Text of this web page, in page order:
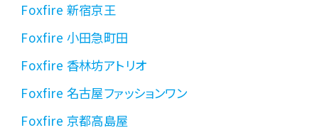
Foxfire 新宿京王
Foxfire 小田急町田
Foxfire 香林坊アトリオ
Foxfire 名古屋ファッションワン
Foxfire 京都高島屋